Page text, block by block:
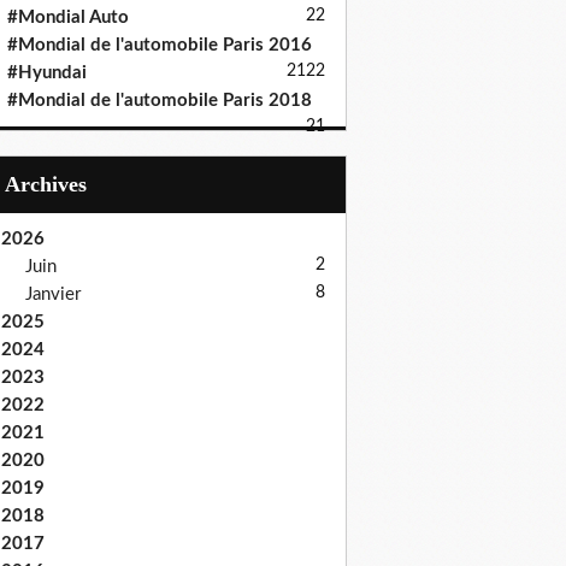
#Mondial Auto 22
#Mondial de l'automobile Paris 2016
22
#Hyundai 21
#Mondial de l'automobile Paris 2018
21
Archives
2026
Juin
2
Janvier 8
2025
2024
2023
2022
2021
2020
2019
2018
2017